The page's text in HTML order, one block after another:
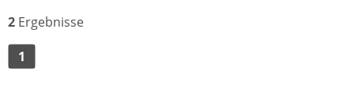
2 Ergebnisse
1